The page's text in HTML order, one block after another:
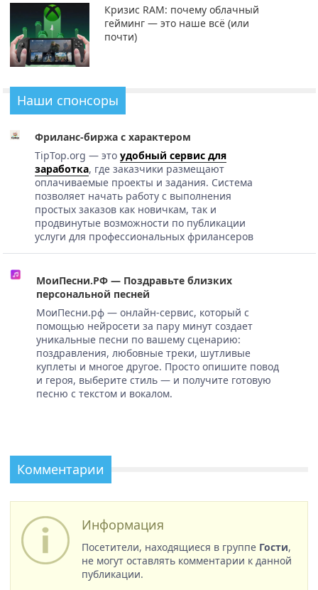
Кризис RAM: почему облачный
гейминг — это наше всё (или
почти)
Наши спонсоры
Фриланс-биржа с характером
TipTop.org — это удобный сервис для
заработка, где заказчики размещают
оплачиваемые проекты и задания. Система
позволяет начать работу с выполнения
простых заказов как новичкам, так и
продвинутые возможности по публикации
услуги для профессиональных фрилансеров
МоиПесни.РФ — Поздравьте близких
персональной песней
МоиПесни.рф — онлайн-сервис, который с
помощью нейросети за пару минут создает
уникальные песни по вашему сценарию:
поздравления, любовные треки, шутливые
куплеты и многое другое. Просто опишите повод
и героя, выберите стиль — и получите готовую
песню с текстом и вокалом.
Комментарии
Информация
Посетители, находящиеся в группе Гости,
не могут оставлять комментарии к данной
публикации.